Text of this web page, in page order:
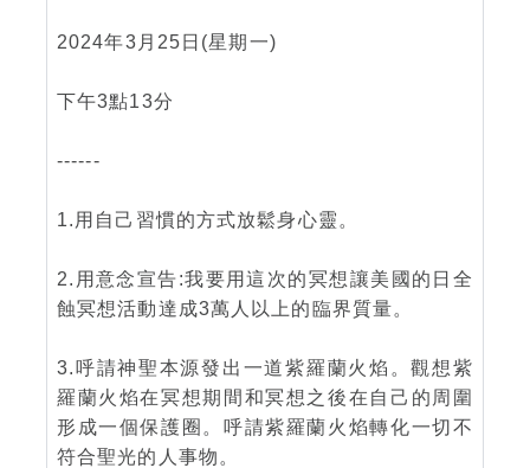
2024年3月25日(星期一)
下午3點13分
------
1.用自己習慣的方式放鬆身心靈。
2.用意念宣告:我要用這次的冥想讓美國的日全
蝕冥想活動達成3萬人以上的臨界質量。
3.呼請神聖本源發出一道紫羅蘭火焰。觀想紫
羅蘭火焰在冥想期間和冥想之後在自己的周圍
形成一個保護圈。呼請紫羅蘭火焰轉化一切不
符合聖光的人事物。